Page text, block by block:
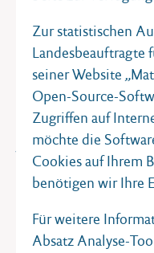
Universität zu Kiel
Vergessen – Für
Schleswig-Holstein
Fachverbänden der
Gesellschaft für
Jugend- und
Deutschen
(DVpB) sowie in der
und Politische
für Politikwissenschaft
Zur statistischen
Landesbeauftragte
seiner Website
Open-Source-
Zugriffen auf
möchte die
Cookies auf Ihrem
benötigen wir Ihre
Für weitere
Absatz Analyse-